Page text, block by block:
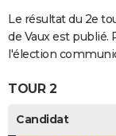
S'inscrire
Se connecter
Lycées
Collèges
Primaires
Universités
Entreprises
Service militaire
Avis de recherche
AVIS DE DÉCÈS
FORUM
Bricolage
Lifestyle
Culture
Sport
Auto
Television
Voyage
Cinema
Le résultat du 2e
de Vaux est publié.
l'élection
TOUR 2
Candidat